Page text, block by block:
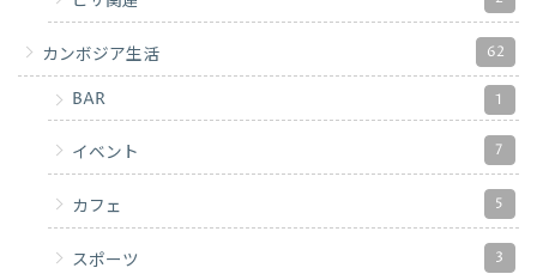
カンボジア生活 62
BAR 1
イベント 7
カフェ 5
スポーツ 3